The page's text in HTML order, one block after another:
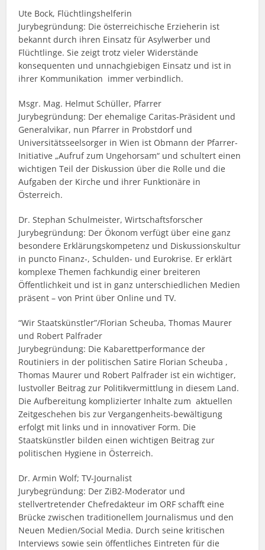
Ute Bock, Flüchtlingshelferin
Jurybegründung: Die österreichische Erzieherin ist
bekannt durch ihren Einsatz für Asylwerber und
Flüchtlinge. Sie zeigt trotz vieler Widerstände
konsequenten und unnachgiebigen Einsatz und ist in
ihrer Kommunikation immer verbindlich.
Msgr. Mag. Helmut Schüller, Pfarrer
Jurybegründung: Der ehemalige Caritas-Präsident und
Generalvikar, nun Pfarrer in Probstdorf und
Universitätsseelsorger in Wien ist Obmann der Pfarrer-
Initiative „Aufruf zum Ungehorsam“ und schultert einen
wichtigen Teil der Diskussion über die Rolle und die
Aufgaben der Kirche und ihrer Funktionäre in
Österreich.
Dr. Stephan Schulmeister, Wirtschaftsforscher
Jurybegründung: Der Ökonom verfügt über eine ganz
besondere Erklärungskompetenz und Diskussionskultur
in puncto Finanz-, Schulden- und Eurokrise. Er erklärt
komplexe Themen fachkundig einer breiteren
Öffentlichkeit und ist in ganz unterschiedlichen Medien
präsent – von Print über Online und TV.
“Wir Staatskünstler”/Florian Scheuba, Thomas Maurer
und Robert Palfrader
Jurybegründung: Die Kabarettperformance der
Routiniers in der politischen Satire Florian Scheuba ,
Thomas Maurer und Robert Palfrader ist ein wichtiger,
lustvoller Beitrag zur Politikvermittlung in diesem Land.
Die Aufbereitung komplizierter Inhalte zum aktuellen
Zeitgeschehen bis zur Vergangenheits-bewältigung
erfolgt mit links und in innovativer Form. Die
Staatskünstler bilden einen wichtigen Beitrag zur
politischen Hygiene in Österreich.
Dr. Armin Wolf; TV-Journalist
Jurybegründung: Der ZiB2-Moderator und
stellvertretender Chefredakteur im ORF schafft eine
Brücke zwischen traditionellem Journalismus und den
Neuen Medien/Social Media. Durch seine kritischen
Interviews sowie sein öffentliches Eintreten für die